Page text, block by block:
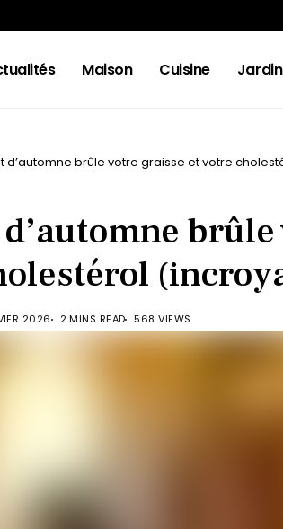
Maison Cuisine
d’automne brûle votre graisse et votre
2026 2 MINS READ 568 VIEWS